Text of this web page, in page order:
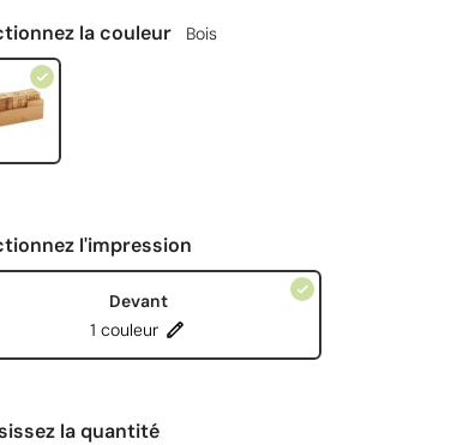
la couleur Bois
l'impression
Devant
1 couleur
la quantité